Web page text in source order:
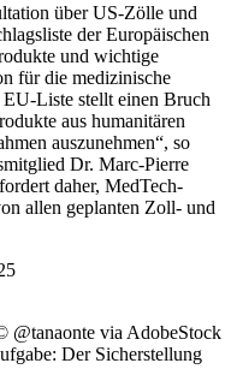
über US-Zölle und
der Europäischen
und wichtige
für die medizinische
Liste stellt einen Bruch
aus humanitären
auszunehmen“, so
Dr. Marc-Pierre
daher, MedTech-
allen geplanten Zoll- und
@tanaonte via AdobeStock
Der Sicherstellung